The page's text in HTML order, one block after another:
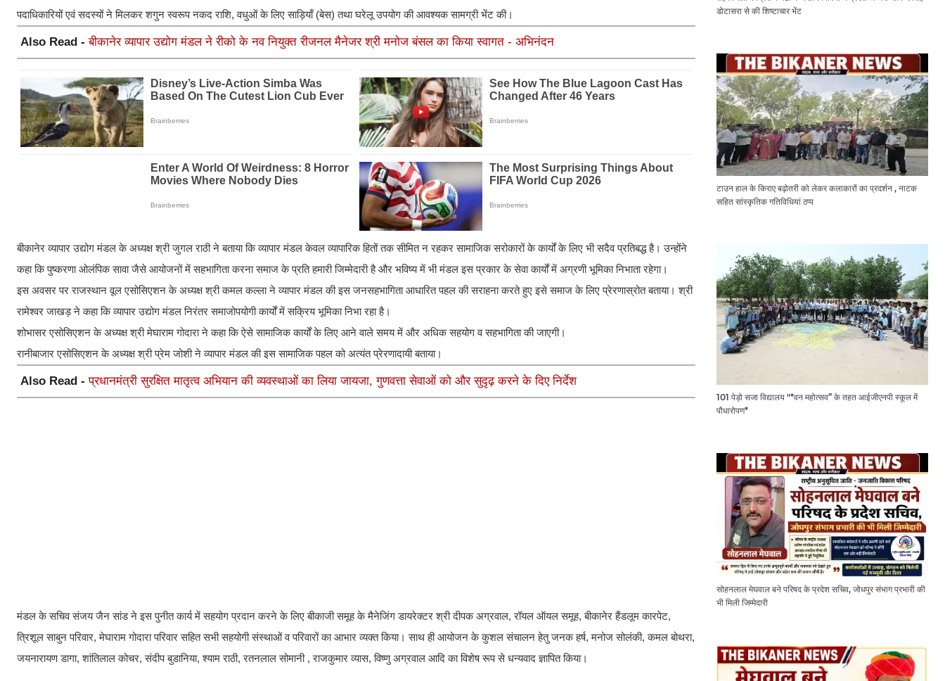
पदाधिकारियों एवं सदस्यों ने मिलकर शगुन स्वरूप नकद राशि, वधुओं के लिए साड़ियाँ (बेस) तथा घरेलू उपयोग की आवश्यक सामग्री भेंट की।
Also Read -बीकानेर व्यापार उद्योग मंडल ने रीको के नव नियुक्त रीजनल मैनेजर श्री मनोज बंसल का किया स्वागत - अभिनंदन
बीकानेर व्यापार उद्योग मंडल के अध्यक्ष श्री जुगल राठी ने बताया कि व्यापार मंडल केवल व्यापारिक हितों तक सीमित न रहकर सामाजिक सरोकारों के कार्यों के लिए भी सदैव प्रतिबद्ध है। उन्होंने
कहा कि पुष्करणा ओलंपिक सावा जैसे आयोजनों में सहभागिता करना समाज के प्रति हमारी जिम्मेदारी है और भविष्य में भी मंडल इस प्रकार के सेवा कार्यों में अग्रणी भूमिका निभाता रहेगा।
इस अवसर पर राजस्थान वूल एसोसिएशन के अध्यक्ष श्री कमल कल्ला ने व्यापार मंडल की इस जनसहभागिता आधारित पहल की सराहना करते हुए इसे समाज के लिए प्रेरणास्रोत बताया। श्री
रामेश्वर जाखड़ ने कहा कि व्यापार उद्योग मंडल निरंतर समाजोपयोगी कार्यों में सक्रिय भूमिका निभा रहा है।
शोभासर एसोसिएशन के अध्यक्ष श्री मेघाराम गोदारा ने कहा कि ऐसे सामाजिक कार्यों के लिए आने वाले समय में और अधिक सहयोग व सहभागिता की जाएगी।
रानीबाजार एसोसिएशन के अध्यक्ष श्री प्रेम जोशी ने व्यापार मंडल की इस सामाजिक पहल को अत्यंत प्रेरणादायी बताया।
Also Read -प्रधानमंत्री सुरक्षित मातृत्व अभियान की व्यवस्थाओं का लिया जायजा, गुणवत्ता सेवाओं को और सुदृढ़ करने के दिए निर्देश
मंडल के सचिव संजय जैन सांड ने इस पुनीत कार्य में सहयोग प्रदान करने के लिए बीकाजी समूह के मैनेजिंग डायरेक्टर श्री दीपक अग्रवाल, रॉयल ऑयल समूह, बीकानेर हैंडलूम कारपेट,
त्रिशूल साबुन परिवार, मेघाराम गोदारा परिवार सहित सभी सहयोगी संस्थाओं व परिवारों का आभार व्यक्त किया। साथ ही आयोजन के कुशल संचालन हेतु जनक हर्ष, मनोज सोलंकी, कमल बोथरा,
जयनारायण डागा, शांतिलाल कोचर, संदीप बुडानिया, श्याम राठी, रतनलाल सोमानी , राजकुमार व्यास, विष्णु अग्रवाल आदि का विशेष रूप से धन्यवाद ज्ञापित किया।
डोटासरा से की शिष्टाचार भेंट
टाउन हाल के किराए बढ़ोतरी को लेकर कलाकारों का प्रदर्शन , नाटक
सहित सांस्कृतिक गतिविधियां ठप्प
101 पेड़ो सजा विद्यालय "*वन महोत्सव” के तहत आईजीएनपी स्कूल में
पौधारोपण*
सोहनलाल मेघवाल बने परिषद के प्रदेश सचिव, जोधपुर संभाग प्रभारी की
भी मिली जिम्मेदारी